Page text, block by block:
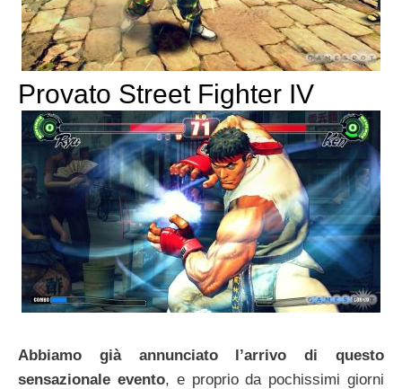
Provato Street Fighter IV
Abbiamo già annunciato l’arrivo di questo
sensazionale evento, e proprio da pochissimi giorni